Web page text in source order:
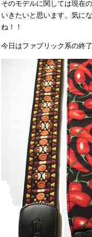
そのモデルに関しては現在
いきたいと思います。気に
ね！！
今日はファブリック系の終了